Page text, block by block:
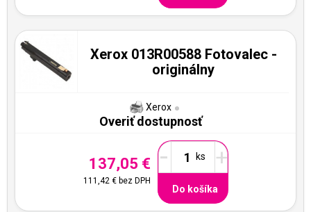
Xerox 013R00588 Fotovalec -
originálny
Xerox
Overiť dostupnosť
137,05 €
111,42 €bez DPH
- +
Do košíka